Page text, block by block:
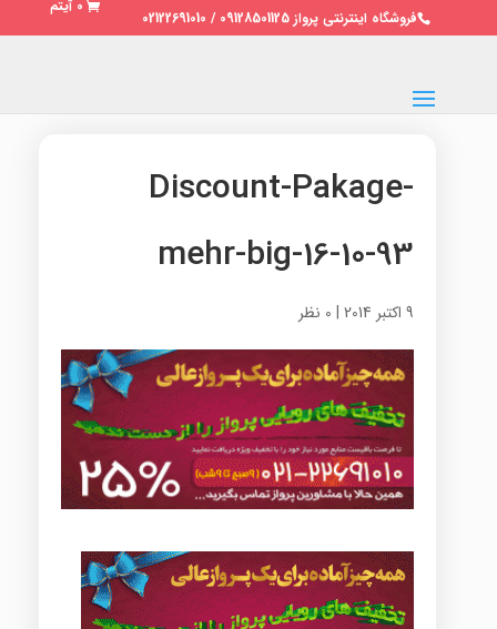
فروشگاه اینترنتی پرواز 09128501125 / 02122691010
0 آیتم
Discount-Pakage-
mehr-big-16-10-93
9 اکتبر 2014 | 0 نظر